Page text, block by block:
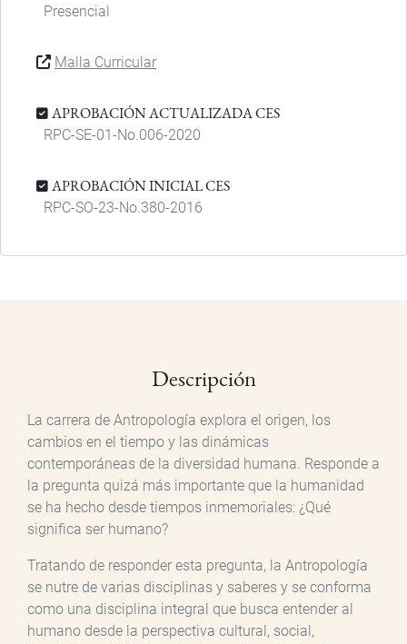
Presencial
Malla Curricular
APROBACIÓN ACTUALIZADA CES
RPC-SE-01-No.006-2020
APROBACIÓN INICIAL CES
RPC-SO-23-No.380-2016
Descripción
La carrera de Antropología explora el origen, los
cambios en el tiempo y las dinámicas
contemporáneas de la diversidad humana. Responde a
la pregunta quizá más importante que la humanidad
se ha hecho desde tiempos inmemoriales: ¿Qué
significa ser humano?
Tratando de responder esta pregunta, la Antropología
se nutre de varias disciplinas y saberes y se conforma
como una disciplina integral que busca entender al
humano desde la perspectiva cultural, social,